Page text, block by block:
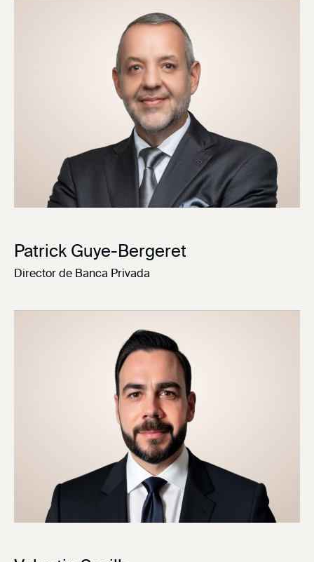
Patrick Guye-Bergeret
Director de Banca Privada